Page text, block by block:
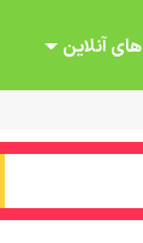
آنلاین